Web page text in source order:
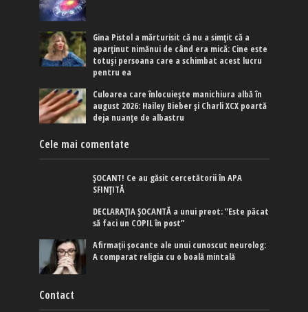
Gina Pistol a mărturisit că nu a simțit că a
aparținut nimănui de când era mică: Cine este
totuși persoana care a schimbat acest lucru
pentru ea
Culoarea care înlocuiește manichiura albă în
august 2026: Hailey Bieber și Charli XCX poartă
deja nuanțe de albastru
Cele mai comentate
ȘOCANT! Ce au găsit cercetătorii în APA
SFINȚITĂ
DECLARAȚIA ȘOCANTĂ a unui preot: ”Este păcat
să faci un COPIL în post”
Afirmaţii şocante ale unui cunoscut neurolog:
A comparat religia cu o boală mintală
Contact